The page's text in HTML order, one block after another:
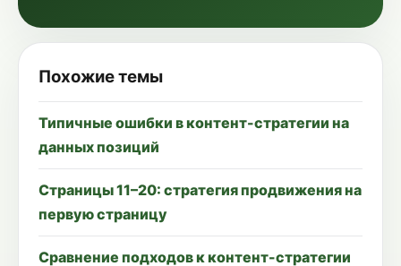
Похожие темы
Типичные ошибки в контент-стратегии на
данных позиций
Страницы 11–20: стратегия продвижения на
первую страницу
Сравнение подходов к контент-стратегии